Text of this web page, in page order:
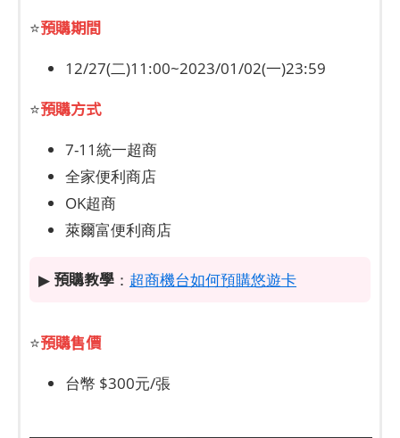
⭐預購期間
12/27(二)11:00~2023/01/02(一)23:59
⭐預購方式
7-11統一超商
全家便利商店
OK超商
萊爾富便利商店
▶ 預購教學 ： 超商機台如何預購悠遊卡
⭐預購售價
台幣 $300元/張